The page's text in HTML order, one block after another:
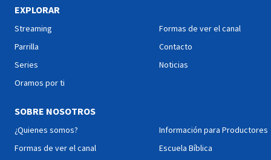
su cultura. ¿La excusa?
verdadera razón? Llevar un
mensaje de esperanza y
transformadora tanto para
de la comunidad que los
trayecto de emociones que
EXPLORAR
Streaming
Parrilla
Series
Oramos por ti
Formas de ver el canal
Contacto
Noticias
SOBRE NOSOTROS
¿Quienes somos?
Formas de ver el canal
Información para Productores
Escuela Bíblica